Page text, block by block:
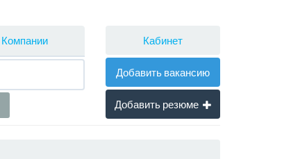
Компании Кабинет
Добавить вакансию
Добавить резюме